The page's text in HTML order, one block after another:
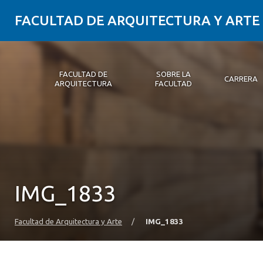
FACULTAD DE ARQUITECTURA Y ARTE
FACULTAD DE
ARQUITECTURA
SOBRE LA
FACULTAD
CARRERA
IMG_1833
Facultad de Arquitectura y Arte / IMG_1833